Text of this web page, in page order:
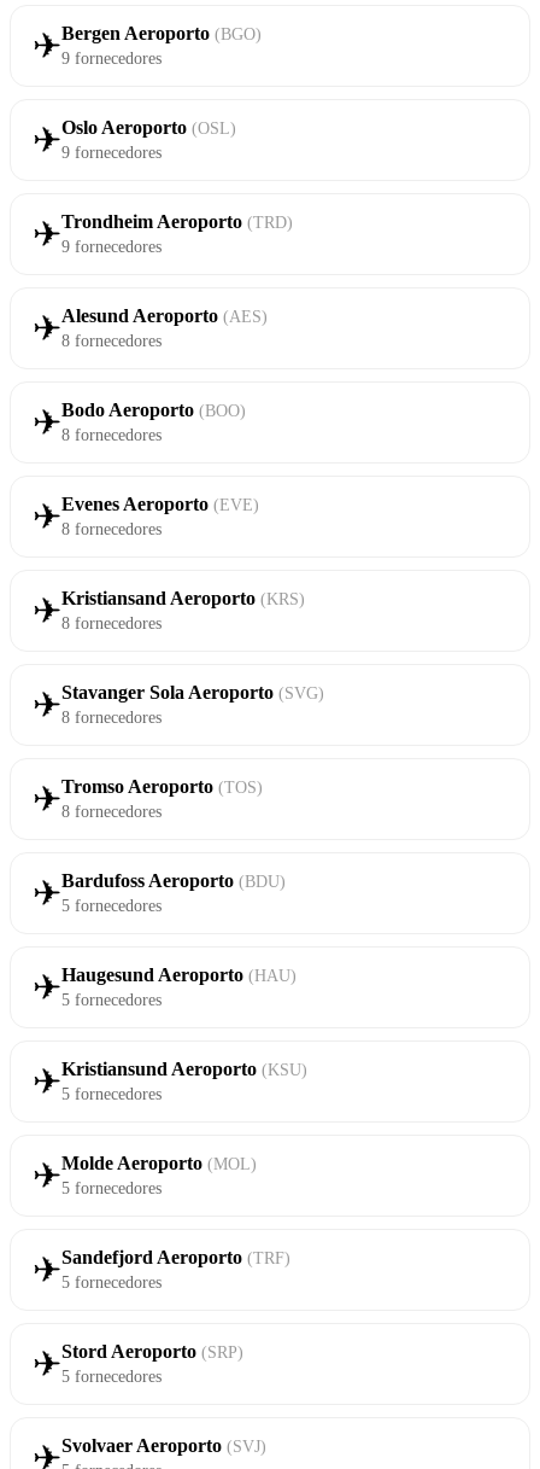
✈Bergen Aeroporto (BGO)
9 fornecedores
✈Oslo Aeroporto (OSL)
9 fornecedores
✈Trondheim Aeroporto (TRD)
9 fornecedores
✈Alesund Aeroporto (AES)
8 fornecedores
✈Bodo Aeroporto (BOO)
8 fornecedores
✈Evenes Aeroporto (EVE)
8 fornecedores
✈Kristiansand Aeroporto (KRS)
8 fornecedores
✈Stavanger Sola Aeroporto (SVG)
8 fornecedores
✈Tromso Aeroporto (TOS)
8 fornecedores
✈Bardufoss Aeroporto (BDU)
5 fornecedores
✈Haugesund Aeroporto (HAU)
5 fornecedores
✈Kristiansund Aeroporto (KSU)
5 fornecedores
✈Molde Aeroporto (MOL)
5 fornecedores
✈Sandefjord Aeroporto (TRF)
5 fornecedores
✈Stord Aeroporto (SRP)
5 fornecedores
✈Svolvaer Aeroporto (SVJ)